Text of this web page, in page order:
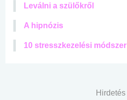
Leválni a szülőkről
A hipnózis
10 stresszkezelési módszer
Hirdetés